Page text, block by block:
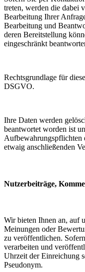
treten, werden die dabei
Bearbeitung Ihrer
Bearbeitung und
deren Bereitstellung
eingeschränkt
Rechtsgrundlage für
DSGVO.
Ihre Daten werden
beantwortet worden ist
Aufbewahrungspflichten
etwaig anschließenden
Nutzerbeiträge,
Wir bieten Ihnen an, auf
Meinungen oder
zu veröffentlichen.
verarbeiten und
Uhrzeit der Einreichung
Pseudonym.